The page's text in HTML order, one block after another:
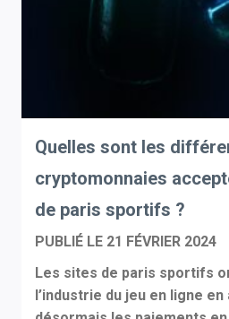
Quelles sont les
cryptomonnaies
de paris sportifs ?
PUBLIÉ LE 21 FÉVRIER 2024
Les sites de paris sportifs
l’industrie du jeu en ligne